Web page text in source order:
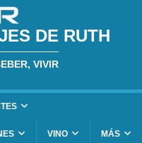
DE RUTH
VIVIR
VINO MÁS